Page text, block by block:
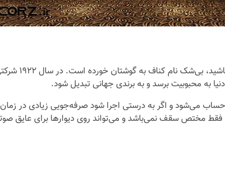
اگر در زمینه
به محبوبیت برسد و به برندی جهانی تبدیل شود.
می‌شود و اگر به درستی اجرا شود صرفه‌جویی زیادی در زمان
مختص سقف نمی‌باشد و می‌تواند روی دیوار‌ها برای عایق
6 سال قبل